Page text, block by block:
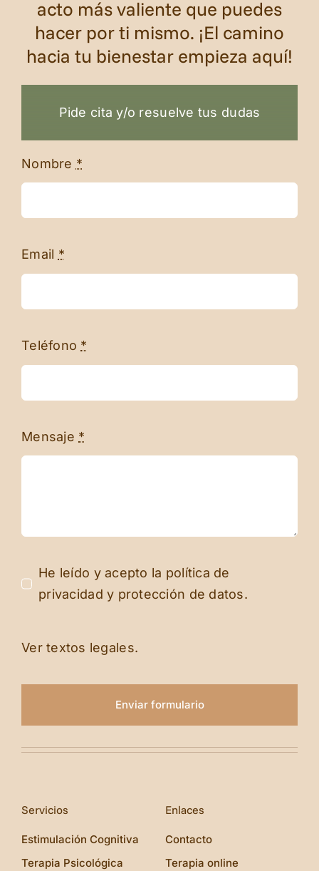
acto más valiente que puedes
hacer por ti mismo. ¡El camino
hacia tu bienestar empieza aquí!
Pide cita y/o resuelve tus dudas
Nombre *
Email *
Teléfono *
Mensaje *
He leído y acepto la política de
privacidad y protección de datos.
Ver textos legales.
Enviar formulario
Servicios
Estimulación Cognitiva
Terapia Psicológica
Enlaces
Contacto
Terapia online